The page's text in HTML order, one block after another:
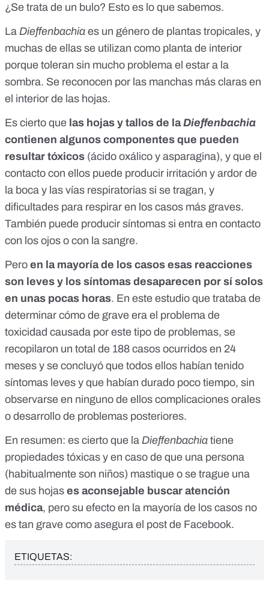
¿Se trata de un bulo? Esto es lo que sabemos.
La Dieffenbachia es un género de plantas tropicales, y
muchas de ellas se utilizan como planta de interior
porque toleran sin mucho problema el estar a la
sombra. Se reconocen por las manchas más claras en
el interior de las hojas.
Es cierto que las hojas y tallos de laDieffenbachia
contienen algunos componentes que pueden
resultar tóxicos (ácido oxálico y asparagina), y que el
contacto con ellos puede producir irritación y ardor de
la boca y las vías respiratorias si se tragan, y
dificultades para respirar en los casos más graves.
También puede producir síntomas si entra en contacto
con los ojos o con la sangre.
Pero en la mayoría de los casos esas reacciones
son leves y los síntomas desaparecen por sí solos
en unas pocas horas. En este estudio que trataba de
determinar cómo de grave era el problema de
toxicidad causada por este tipo de problemas, se
recopilaron un total de 188 casos ocurridos en 24
meses y se concluyó que todos ellos habían tenido
síntomas leves y que habían durado poco tiempo, sin
observarse en ninguno de ellos complicaciones orales
o desarrollo de problemas posteriores.
En resumen: es cierto que la Dieffenbachia tiene
propiedades tóxicas y en caso de que una persona
(habitualmente son niños) mastique o se trague una
de sus hojas es aconsejable buscar atención
médica, pero su efecto en la mayoría de los casos no
es tan grave como asegura el post de Facebook.
ETIQUETAS: